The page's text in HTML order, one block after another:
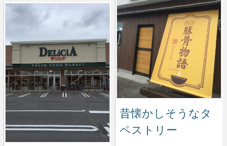
昔懐かしそうなタ
ペストリー